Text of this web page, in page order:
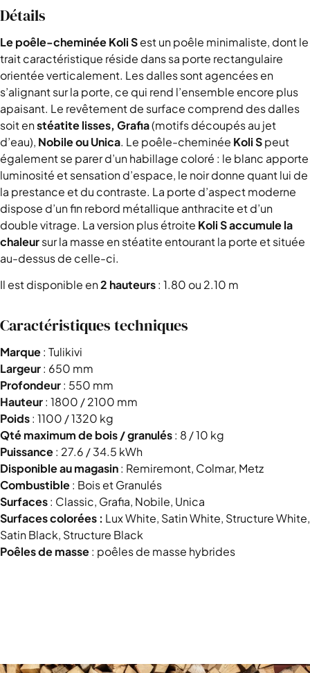
Détails
Le poêle-cheminée Koli Sest un poêle minimaliste, dont le
trait caractéristique réside dans sa porte rectangulaire
orientée verticalement. Les dalles sont agencées en
s’alignant sur la porte, ce qui rend l’ensemble encore plus
apaisant. Le revêtement de surface comprend des dalles
soit enstéatite lisses, Grafia(motifs découpés au jet
d’eau), Nobile ou Unica. Le poêle-cheminée Koli Speut
également se parer d’un habillage coloré : le blanc apporte
luminosité et sensation d’espace, le noir donne quant lui de
la prestance et du contraste. La porte d’aspect moderne
dispose d’un fin rebord métallique anthracite et d’un
double vitrage. La version plus étroite Koli Saccumule la
chaleursur la masse en stéatite entourant la porte et située
au-dessus de celle-ci.
Il est disponible en2 hauteurs: 1.80 ou 2.10 m
Caractéristiques techniques
Marque: Tulikivi
Largeur: 650 mm
Profondeur: 550 mm
Hauteur: 1800 / 2100 mm
Poids: 1100 / 1320 kg
Qté maximum de bois / granulés: 8 /10 kg
Puissance: 27.6 / 34.5 kWh
Disponible au magasin: Remiremont, Colmar, Metz
Combustible: Bois et Granulés
Surfaces: Classic, Grafia, Nobile, Unica
Surfaces colorées : Lux White, Satin White, Structure White,
Satin Black, Structure Black
Poêles de masse: poêles de masse hybrides